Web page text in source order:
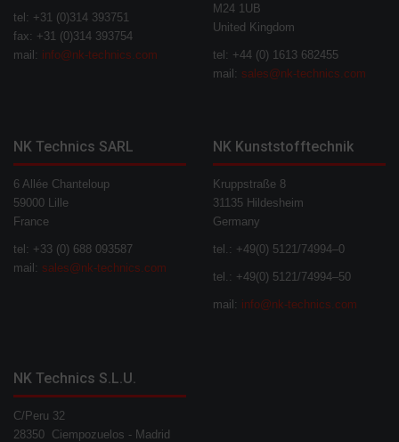
tel: +31 (0)314 393751
fax: +31 (0)314 393754
mail: info@nk-technics.com
M24 1UB
United Kingdom
tel: +44 (0) 1613 682455
mail: sales@nk-technics.com
NK Technics SARL
6 Allée Chanteloup
59000 Lille
France
tel: +33 (0) 688 093587
mail: sales@nk-technics.com
NK Kunststofftechnik
Kruppstraße 8
31135 Hildesheim
Germany
tel.: +49(0) 5121/74994–0
tel.: +49(0) 5121/74994–50
mail: info@nk-technics.com
NK Technics S.L.U.
C/Peru 32
28350 Ciempozuelos - Madrid